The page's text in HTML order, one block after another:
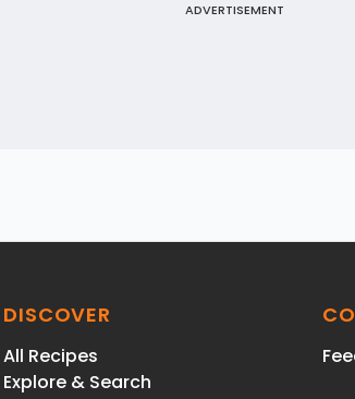
ADVERTISEMENT
DISCOVER
All Recipes
Explore & Search